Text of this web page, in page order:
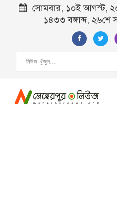
সোমবার, ১০ই আগস্ট,
১৪৩৩ বঙ্গাব্দ,